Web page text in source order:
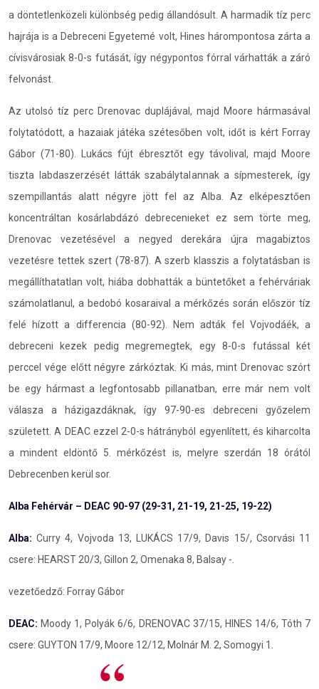
a döntetlenközeli különbség pedig állandósult. A harmadik tíz perc
hajrája is a Debreceni Egyetemé volt, Hines hárompontosa zárta a
cívisvárosiak 8-0-s futását, így négypontos fórral várhatták a záró
felvonást.
Az utolsó tíz perc Drenovac duplájával, majd Moore hármasával
folytatódott, a hazaiak játéka szétesőben volt, időt is kért Forray
Gábor (71-80). Lukács fújt ébresztőt egy távolival, majd Moore
tiszta labdaszerzését látták szabálytalannak a sípmesterek, így
szempillantás alatt négyre jött fel az Alba. Az elképesztően
koncentráltan kosárlabdázó debrecenieket ez sem törte meg,
Drenovac vezetésével a negyed derekára újra magabiztos
vezetésre tettek szert (78-87). A szerb klasszis a folytatásban is
megállíthatatlan volt, hiába dobhatták a büntetőket a fehérváriak
számolatlanul, a bedobó kosaraival a mérkőzés során először tíz
felé hízott a differencia (80-92). Nem adták fel Vojvodáék, a
debreceni kezek pedig megremegtek, egy 8-0-s futással két
perccel vége előtt négyre zárkóztak. Ki más, mint Drenovac szórt
be egy hármast a legfontosabb pillanatban, erre már nem volt
válasza a házigazdáknak, így 97-90-es debreceni győzelem
született. A DEAC ezzel 2-0-s hátrányból egyenlített, és kiharcolta
a mindent eldöntő 5. mérkőzést is, melyre szerdán 18 órától
Debrecenben kerül sor.
Alba Fehérvár – DEAC 90-97 (29-31, 21-19, 21-25, 19-22)
Alba: Curry 4, Vojvoda 13, LUKÁCS 17/9, Davis 15/, Csorvási 11
csere: HEARST 20/3, Gillon 2, Omenaka 8, Balsay -.
vezetőedző: Forray Gábor
DEAC: Moody 1, Polyák 6/6, DRENOVAC 37/15, HINES 14/6, Tóth 7
csere: GUYTON 17/9, Moore 12/12, Molnár M. 2, Somogyi 1.